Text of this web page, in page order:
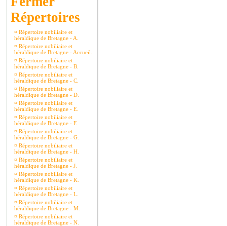
Répertoires
¤ Répertoire nobiliaire et
héraldique de Bretagne - A.
¤ Répertoire nobiliaire et
héraldique de Bretagne - Accueil.
¤ Répertoire nobiliaire et
héraldique de Bretagne - B.
¤ Répertoire nobiliaire et
héraldique de Bretagne - C.
¤ Répertoire nobiliaire et
héraldique de Bretagne - D.
¤ Répertoire nobiliaire et
héraldique de Bretagne - E.
¤ Répertoire nobiliaire et
héraldique de Bretagne - F.
¤ Répertoire nobiliaire et
héraldique de Bretagne - G.
¤ Répertoire nobiliaire et
héraldique de Bretagne - H.
¤ Répertoire nobiliaire et
héraldique de Bretagne - J.
¤ Répertoire nobiliaire et
héraldique de Bretagne - K.
¤ Répertoire nobiliaire et
héraldique de Bretagne - L.
¤ Répertoire nobiliaire et
héraldique de Bretagne - M.
¤ Répertoire nobiliaire et
héraldique de Bretagne - N.